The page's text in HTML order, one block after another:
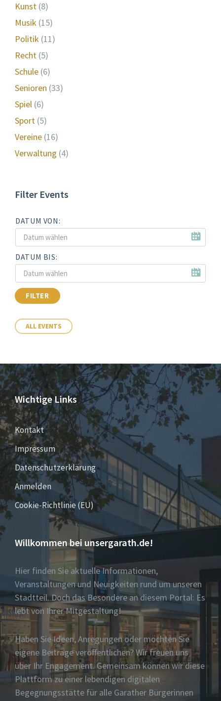
Kunst (8)
Musik (15)
Politik (11)
Recht (5)
Schule (6)
Senioren (33)
Spiel (6)
Sport (5)
Vereine (16)
Verwaltung (4)
Filter Events
DATUM VON:
DATUM BIS:
FILTER
ALL EVENTS
Wichtige Links
Kontakt
Impressum
Datenschutzerklärung
Anmelden
Cookie-Richtlinie (EU)
Willkommen bei unsergarath.de!
Hier finden Sie aktuelle Informationen,
Veranstaltungen und Neuigkeiten rund um unseren
Stadtteil. Doch das Besondere an diesem Portal: Es
lebt von Ihrer Mitgestaltung!
Haben Sie Ideen, Anregungen oder möchten Sie
eigene Beiträge veröffentlichen? Wir freuen uns
über Ihr Engagement. Gemeinsam können wir diese
Plattform zu einer lebendigen digitalen
Begegnungsstätte für alle Garather Bürgerinnen